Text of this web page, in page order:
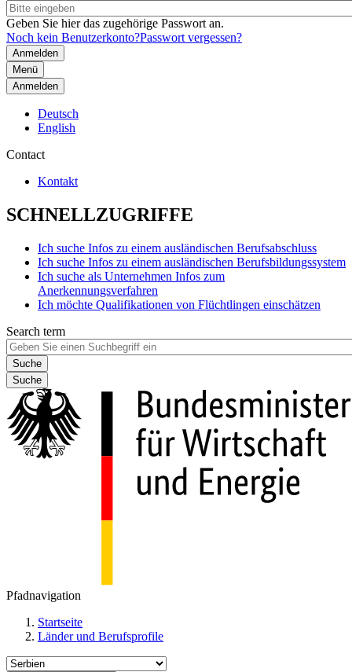
Geben Sie hier das zugehörige Passwort an.
Noch kein Benutzerkonto?Passwort vergessen?
Menü
Anmelden
Deutsch
English
Contact
Kontakt
SCHNELLZUGRIFFE
Ich suche Infos zu einem ausländischen Berufsabschluss
Ich suche Infos zu einem ausländischen Berufsbildungssystem
Ich suche als Unternehmen Infos zum
Anerkennungsverfahren
Ich möchte Qualifikationen von Flüchtlingen einschätzen
Search term
Suche
Pfadnavigation
Startseite
Länder und Berufsprofile